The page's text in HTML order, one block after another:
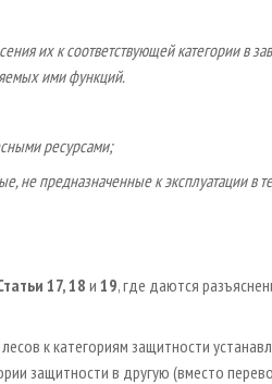
их к соответствующей категории в
ими функций.
ресурсами;
не предназначенные к эксплуатации в
17, 18и 19, где даются
к категориям защитности
защитности в другую (вместо